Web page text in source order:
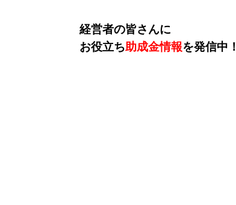
経営者の皆さんに
お役立ち助成金情報を発信中！